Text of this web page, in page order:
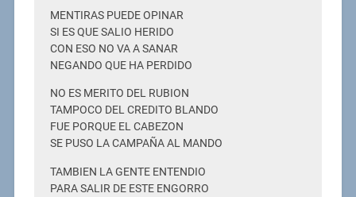
MENTIRAS PUEDE OPINAR
SI ES QUE SALIO HERIDO
CON ESO NO VA A SANAR
NEGANDO QUE HA PERDIDO
NO ES MERITO DEL RUBION
TAMPOCO DEL CREDITO BLANDO
FUE PORQUE EL CABEZON
SE PUSO LA CAMPAÑA AL MANDO
TAMBIEN LA GENTE ENTENDIO
PARA SALIR DE ESTE ENGORRO